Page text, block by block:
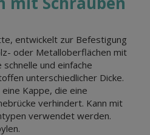
entwickelt zur Befestigung
oder Metalloberflächen mit
schnelle und einfache
unterschiedlicher Dicke.
Kappe, die eine
verhindert. Kann mit
verwendet werden.